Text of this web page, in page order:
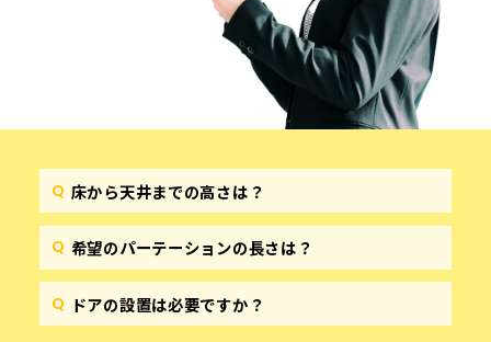
床から天井までの高さは？
希望のパーテーションの長さは？
ドアの設置は必要ですか？